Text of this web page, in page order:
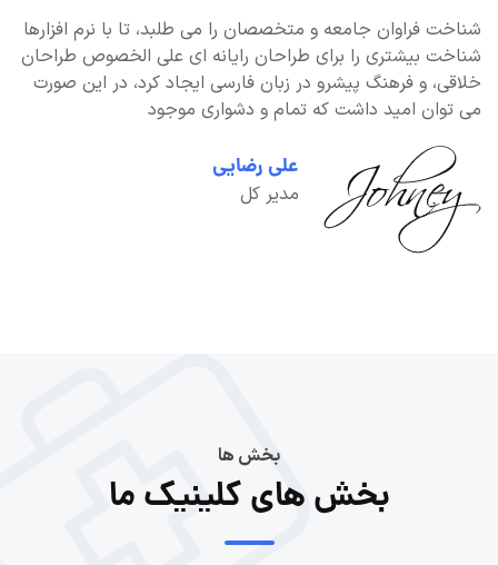
شناخت فراوان جامعه و متخصصان را می طلبد، تا با نرم افزارها
شناخت بیشتری را برای طراحان رایانه ای علی الخصوص طراحان
خلاقی، و فرهنگ پیشرو در زبان فارسی ایجاد کرد، در این صورت
می توان امید داشت که تمام و دشواری موجود
علی رضایی
مدیر کل
بخش ها
بخش های کلینیک ما